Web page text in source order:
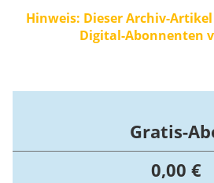
esoterische Weltanschauungen
an, werden wahrgenommen,
Hinweis: Dieser Archiv-
Digital-Abonnenten
Gratis-
0,00 €